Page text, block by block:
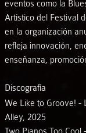
eventos como la
Artístico del Festival
en la organización
refleja innovación,
enseñanza,
Discografía
We Like to Groove! -
Alley, 2025